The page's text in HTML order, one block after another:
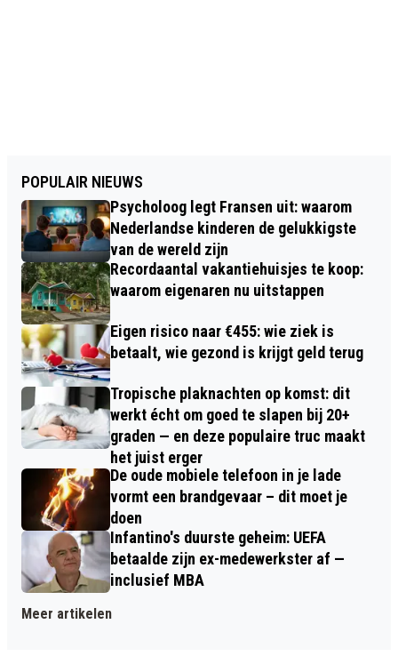
POPULAIR NIEUWS
Psycholoog legt Fransen uit: waarom
Nederlandse kinderen de gelukkigste
van de wereld zijn
Recordaantal vakantiehuisjes te koop:
waarom eigenaren nu uitstappen
Eigen risico naar €455: wie ziek is
betaalt, wie gezond is krijgt geld terug
Tropische plaknachten op komst: dit
werkt écht om goed te slapen bij 20+
graden — en deze populaire truc maakt
het juist erger
De oude mobiele telefoon in je lade
vormt een brandgevaar – dit moet je
doen
Infantino's duurste geheim: UEFA
betaalde zijn ex-medewerkster af —
inclusief MBA
Meer artikelen